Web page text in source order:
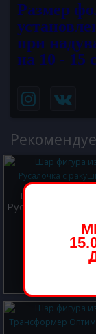
Размер
при
на 10 - 15
Шар фигура из
Русалочка с
700.00